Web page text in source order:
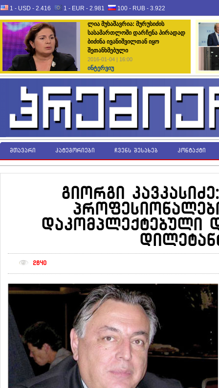
1 - USD - 2.416 1 - EUR - 2.981 100 - RUB - 3.922
ლია მუხაშავრია: მურუსიძის
სასამართლოში დარჩენა პირადად
ბიძინა ივანიშვილთან იყო
შეთანხმებული
2016-01-04 | 16:00
ინტერვიუ
მთავარი კატეგორიები ჩვენს შესახებ კონტაქტი
გიორგი
დაკომპლექტებული
2640